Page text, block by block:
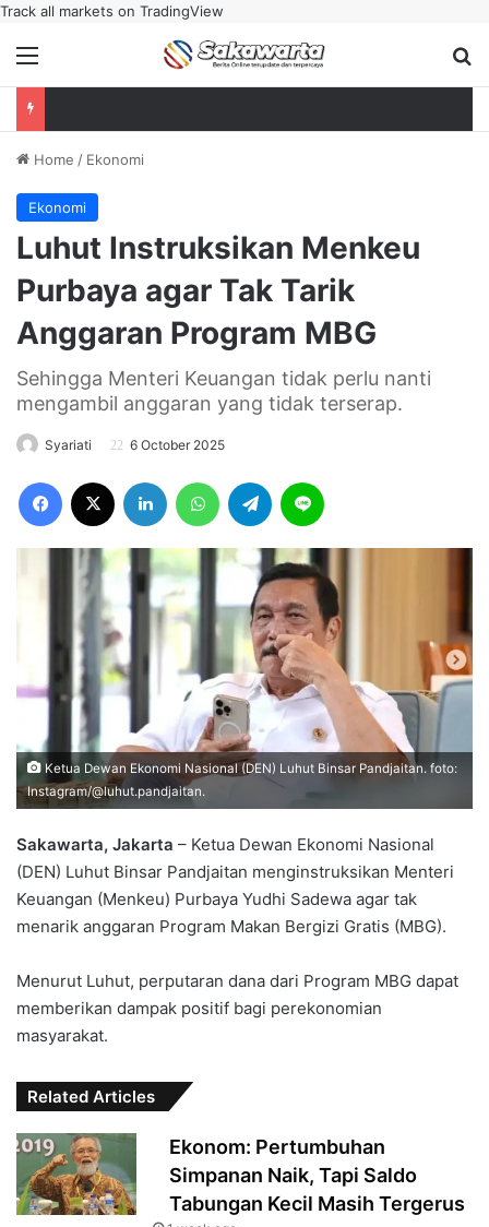
Track all markets on TradingView
Menu
Home / Ekonomi
Ekonomi
Luhut Instruksikan Menkeu
Purbaya agar Tak Tarik
Anggaran Program MBG
Sehingga Menteri Keuangan tidak perlu nanti
mengambil anggaran yang tidak terserap.
Syariati 6 October 2025
Facebook LinkedIn WhatsAppTelegram
Ketua Dewan Ekonomi Nasional (DEN) Luhut Binsar Pandjaitan. foto:
Instagram/@luhut.pandjaitan.
Sakawarta, Jakarta – Ketua Dewan Ekonomi Nasional
(DEN) Luhut Binsar Pandjaitan menginstruksikan Menteri
Keuangan (Menkeu) Purbaya Yudhi Sadewa agar tak
menarik anggaran Program Makan Bergizi Gratis (MBG).
Menurut Luhut, perputaran dana dari Program MBG dapat
memberikan dampak positif bagi perekonomian
masyarakat.
Related Articles
Ekonom: Pertumbuhan
Simpanan Naik, Tapi Saldo
Tabungan Kecil Masih Tergerus